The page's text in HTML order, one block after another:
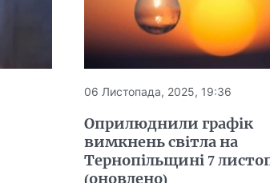
06 Листопада, 2025, 19:36
Оприлюднили графік
вимкнень світла на
Тернопільщині 7
(оновлено)